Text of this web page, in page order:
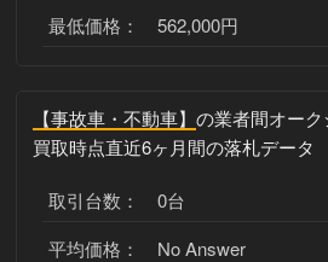
最低価格： 562,000円
【事故車・不動車】 の業者間オーク
買取時点直近6ヶ月間の落札データ
取引台数： 0台
平均価格： No Answer